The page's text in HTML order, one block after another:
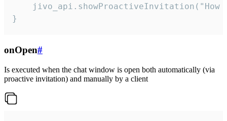
jivo_api.showProactiveInvitation("How
}
onOpen#
Is executed when the chat window is open both automatically (via
proactive invitation) and manually by a client